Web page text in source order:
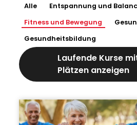
Alle
Entspannung und
Fitness und Bewegung
Gesundheitsbildung
Laufende Kurse
Plätzen anzeigen